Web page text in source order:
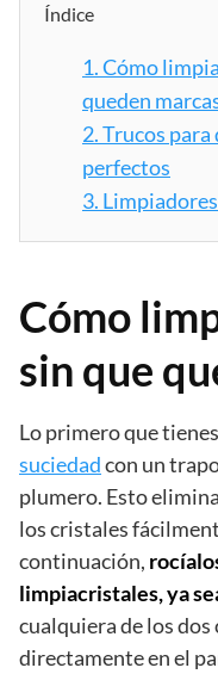
Índice
1.Cómo
queden
2.Trucos para
perfectos
3.
Cómo
sin que
Lo primero que
suciedadcon un
plumero. Esto
los cristales
continuación,
limpiacristales, ya
cualquiera de los
directamente en el